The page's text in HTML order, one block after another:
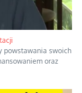
powstawania swoich
oraz